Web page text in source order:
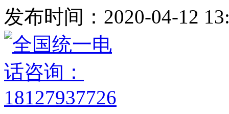
发布时间：2020-04-12